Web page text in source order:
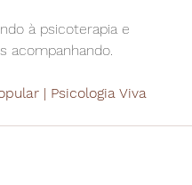
à psicoterapia e
acompanhando.
| Psicologia Viva